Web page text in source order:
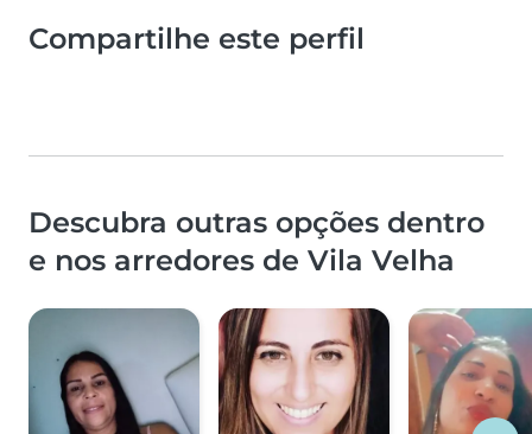
Compartilhe este perfil
Descubra outras opções dentro
e nos arredores de Vila Velha